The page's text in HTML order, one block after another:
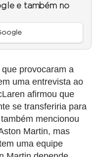
e também no
provocaram a
uma entrevista ao
afirmou que
se transferiria para
mencionou
Martin, mas
uma equipe